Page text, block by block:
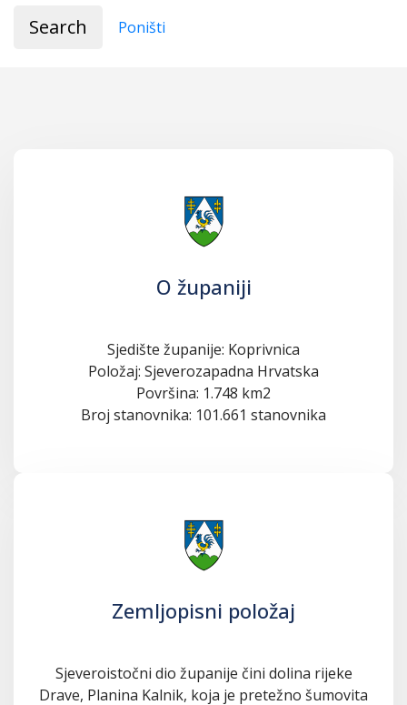
Search Poništi
O županiji
Sjedište županije: Koprivnica
Položaj: Sjeverozapadna Hrvatska
Površina: 1.748 km2
Broj stanovnika: 101.661 stanovnika
Zemljopisni položaj
Sjeveroistočni dio županije čini dolina rijeke
Drave, Planina Kalnik, koja je pretežno šumovita